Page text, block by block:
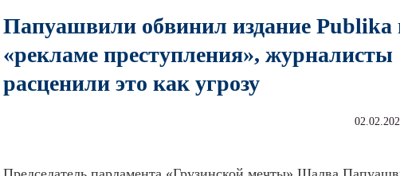
Папуашвили обвинил издание Publika
«рекламе преступления», журналисты
расценили это как угрозу